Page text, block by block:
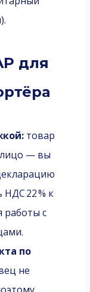
для
товар
— вы
22 % к
работы с
по
не